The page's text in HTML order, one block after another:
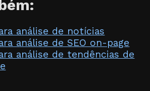
análise de notícias
análise de SEO on-page
análise de tendências de